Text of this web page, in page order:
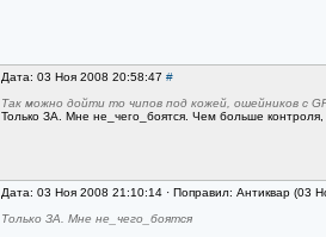
Дата: 03 Ноя 2008 20:58:47 #
Так можно дойти то чипов под кожей, ошейников с
Только ЗА. Мне не_чего_боятся. Чем больше
Дата: 03 Ноя 2008 21:10:14 · Поправил: Антиквар (03
Только ЗА. Мне не_чего_боятся